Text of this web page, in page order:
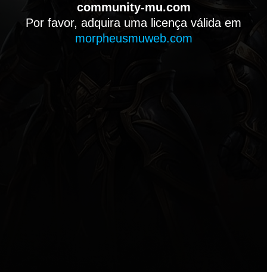
community-mu.com
Por favor, adquira uma licença válida em
morpheusmuweb.com